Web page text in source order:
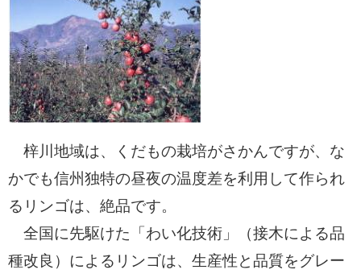
梓川地域は、くだもの栽培がさかんですが、な
かでも信州独特の昼夜の温度差を利用して作られ
るリンゴは、絶品です。
全国に先駆けた「わい化技術」（接木による品
種改良）によるリンゴは、生産性と品質をグレー